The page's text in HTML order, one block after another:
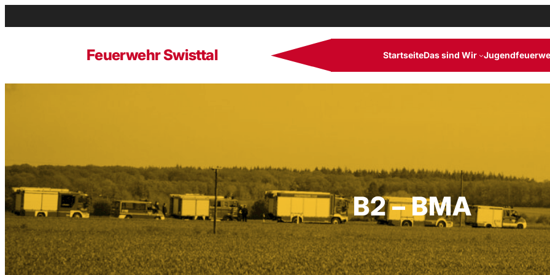
Inhalt
Feuerwehr Swisttal StartseiteDas sind Wir
B2 – BMA